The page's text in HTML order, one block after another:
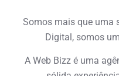
Somos mais que uma
Digital, somos
A Web Bizz é uma